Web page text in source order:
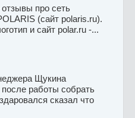
отзывы про сеть
(сайт polaris.ru).
и сайт polar.ru -...
Щукина
работы собрать
сказал что